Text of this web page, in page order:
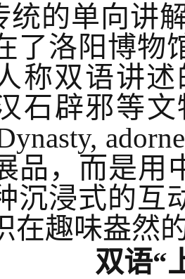
统的单向讲
了洛阳博物
称双语讲
石辟邪等文
品，而是用
沉浸式的互
在趣味盎然
双语“